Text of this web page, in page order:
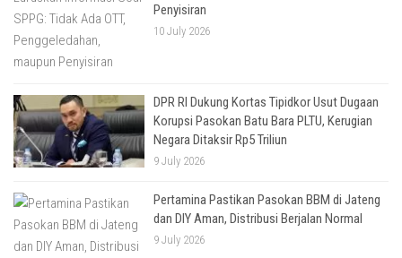
Penyisiran
10 July 2026
DPR RI Dukung Kortas Tipidkor Usut Dugaan
Korupsi Pasokan Batu Bara PLTU, Kerugian
Negara Ditaksir Rp5 Triliun
9 July 2026
Pertamina Pastikan Pasokan BBM di Jateng
dan DIY Aman, Distribusi Berjalan Normal
9 July 2026